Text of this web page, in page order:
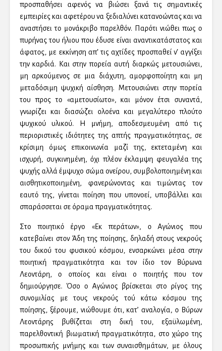
προσπαθήσει αφενός να βιώσει ξανά τις σημαντικές
εμπειρίες και αφετέρου να ξεδιαλύνει κατανοώντας και να
αναστήσει το μονάκριβο παρελθόν. Παρότι νιώθει πως ο
πυρήνας του ήλιου που έδυσε είναι αναντικατάστατος και
άφατος, με εκκίνηση απ’ τις αχτίδες προσπαθεί ν’ αγγίξει
την καρδιά. Και στην πορεία αυτή διαρκώς μετουσιώνει,
μη αρκούμενος σε μια διάχυτη, αμορφοποίητη και μη
μεταδόσιμη ψυχική αίσθηση. Μετουσιώνει στην πορεία
του προς το «αμετουσίωτο», και μόνον έτσι συναντά,
γνωρίζει και διασώζει ολοένα και μεγαλύτερο πλούτο
ψυχικού υλικού. Η μνήμη, αποδεσμευμένη από τις
περιοριστικές ιδιότητες της απτής πραγματικότητας, σε
κρίσιμη όμως επικοινωνία μαζί της, εκτεταμένη και
ισχυρή, συγκινημένη, όχι πλέον έκλαμψη φευγαλέα της
ψυχής αλλά έμψυχο σώμα ονείρου, συμβολοποιημένη και
αισθητικοποιημένη, φανερώνοντας και τιμώντας τον
εαυτό της, γίνεται ποίηση που υπονοεί, υποβάλλει και
σπαράσσεται σε όραμα πραγματικότητας.
Στο ποιητικό έργο «Εκ περάτων», ο Αγώνιος που
κατεβαίνει στον Άδη της ποίησης, δηλαδή στους νεκρούς
του δικού του φυσικού κόσμου, ενσαρκώνει μέσα στην
ποιητική πραγματικότητα και τον ίδιο τον Βύρωνα
Λεοντάρη, ο οποίος και είναι ο ποιητής που τον
δημιούργησε. Όσο ο Αγώνιος βρίσκεται στο ρίγος της
συνομιλίας με τους νεκρούς τού κάτω κόσμου της
ποίησης, ξέρουμε, νιώθουμε ότι, κατ’ αναλογία, ο Βύρων
Λεοντάρης βυθίζεται στη δική του, εξαϋλωμένη,
παρελθοντική βιωματική πραγματικότητα, στο χώρο της
προσωπικής μνήμης και των συναισθημάτων, με όλους